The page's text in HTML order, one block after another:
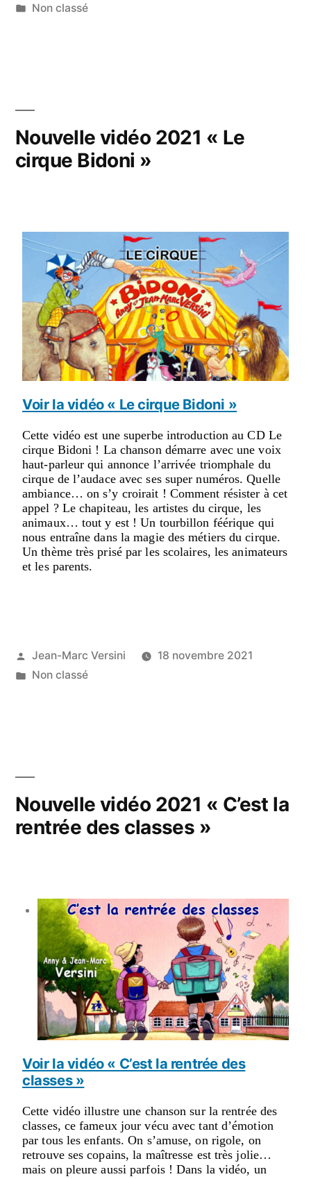
Non classé
Nouvelle vidéo 2021 « Le
cirque Bidoni »
Voir la vidéo « Le cirque Bidoni »
Cette vidéo est une superbe introduction au CD Le
cirque Bidoni ! La chanson démarre avec une voix
haut-parleur qui annonce l’arrivée triomphale du
cirque de l’audace avec ses super numéros. Quelle
ambiance… on s’y croirait ! Comment résister à cet
appel ? Le chapiteau, les artistes du cirque, les
animaux… tout y est ! Un tourbillon féérique qui
nous entraîne dans la magie des métiers du cirque.
Un thème très prisé par les scolaires, les animateurs
et les parents.
Jean-Marc Versini
18 novembre 2021
Non classé
Nouvelle vidéo 2021 « C’est la
rentrée des classes »
Voir la vidéo « C’est la rentrée des
classes »
Cette vidéo illustre une chanson sur la rentrée des
classes, ce fameux jour vécu avec tant d’émotion
par tous les enfants. On s’amuse, on rigole, on
retrouve ses copains, la maîtresse est très jolie…
mais on pleure aussi parfois ! Dans la vidéo, un